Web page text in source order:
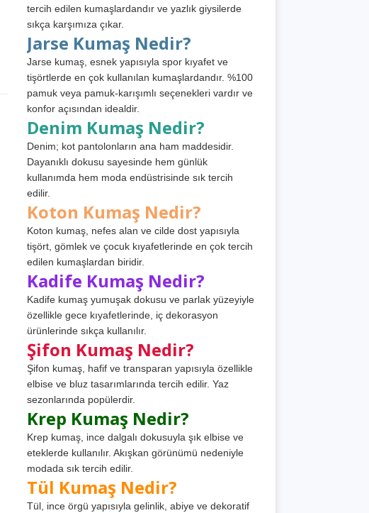
tercih edilen kumaşlardandır ve yazlık giysilerde
sıkça karşımıza çıkar.
Jarse Kumaş Nedir?
Jarse kumaş, esnek yapısıyla spor kıyafet ve
tişörtlerde en çok kullanılan kumaşlardandır. %100
pamuk veya pamuk-karışımlı seçenekleri vardır ve
konfor açısından idealdir.
Denim Kumaş Nedir?
Denim; kot pantolonların ana ham maddesidir.
Dayanıklı dokusu sayesinde hem günlük
kullanımda hem moda endüstrisinde sık tercih
edilir.
Koton Kumaş Nedir?
Koton kumaş, nefes alan ve cilde dost yapısıyla
tişört, gömlek ve çocuk kıyafetlerinde en çok tercih
edilen kumaşlardan biridir.
Kadife Kumaş Nedir?
Kadife kumaş yumuşak dokusu ve parlak yüzeyiyle
özellikle gece kıyafetlerinde, iç dekorasyon
ürünlerinde sıkça kullanılır.
Şifon Kumaş Nedir?
Şifon kumaş, hafif ve transparan yapısıyla özellikle
elbise ve bluz tasarımlarında tercih edilir. Yaz
sezonlarında popülerdir.
Krep Kumaş Nedir?
Krep kumaş, ince dalgalı dokusuyla şık elbise ve
eteklerde kullanılır. Akışkan görünümü nedeniyle
modada sık tercih edilir.
Tül Kumaş Nedir?
Tül, ince örgü yapısıyla gelinlik, abiye ve dekoratif